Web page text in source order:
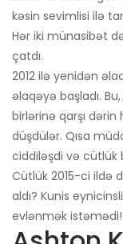
kəsin sevimlisi ilə
Hər iki münasibət
çatdı.
2012 ilə yenidən
əlaqəyə başladı.
birlərinə qarşı
düşdülər. Qısa
ciddiləşdi və cütlük
Cütlük 2015-ci ildə
aldı? Kunis
evlənmək istəmədi!